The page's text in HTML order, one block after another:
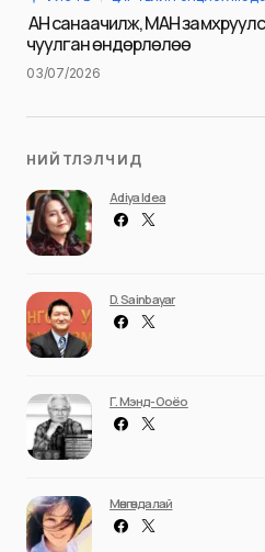
Илгээх
АН санаачилж, МАН
чуулган өндөрлөлөө
03/07/2026
НИЙТЛЭЛЧИД
Adiya Idea
D. Sainbayar
Г. Мэнд-Ооёо
Мөнгөндалай